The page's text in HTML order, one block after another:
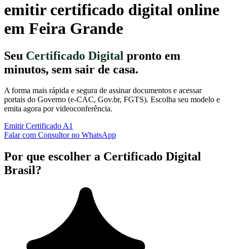
emitir certificado digital online
em Feira Grande
Seu Certificado Digital pronto em
minutos, sem sair de casa.
A forma mais rápida e segura de assinar documentos e acessar
portais do Governo (e-CAC, Gov.br, FGTS). Escolha seu modelo e
emita agora por videoconferência.
Emitir Certificado A1
Falar com Consultor no WhatsApp
Por que escolher a Certificado Digital
Brasil?